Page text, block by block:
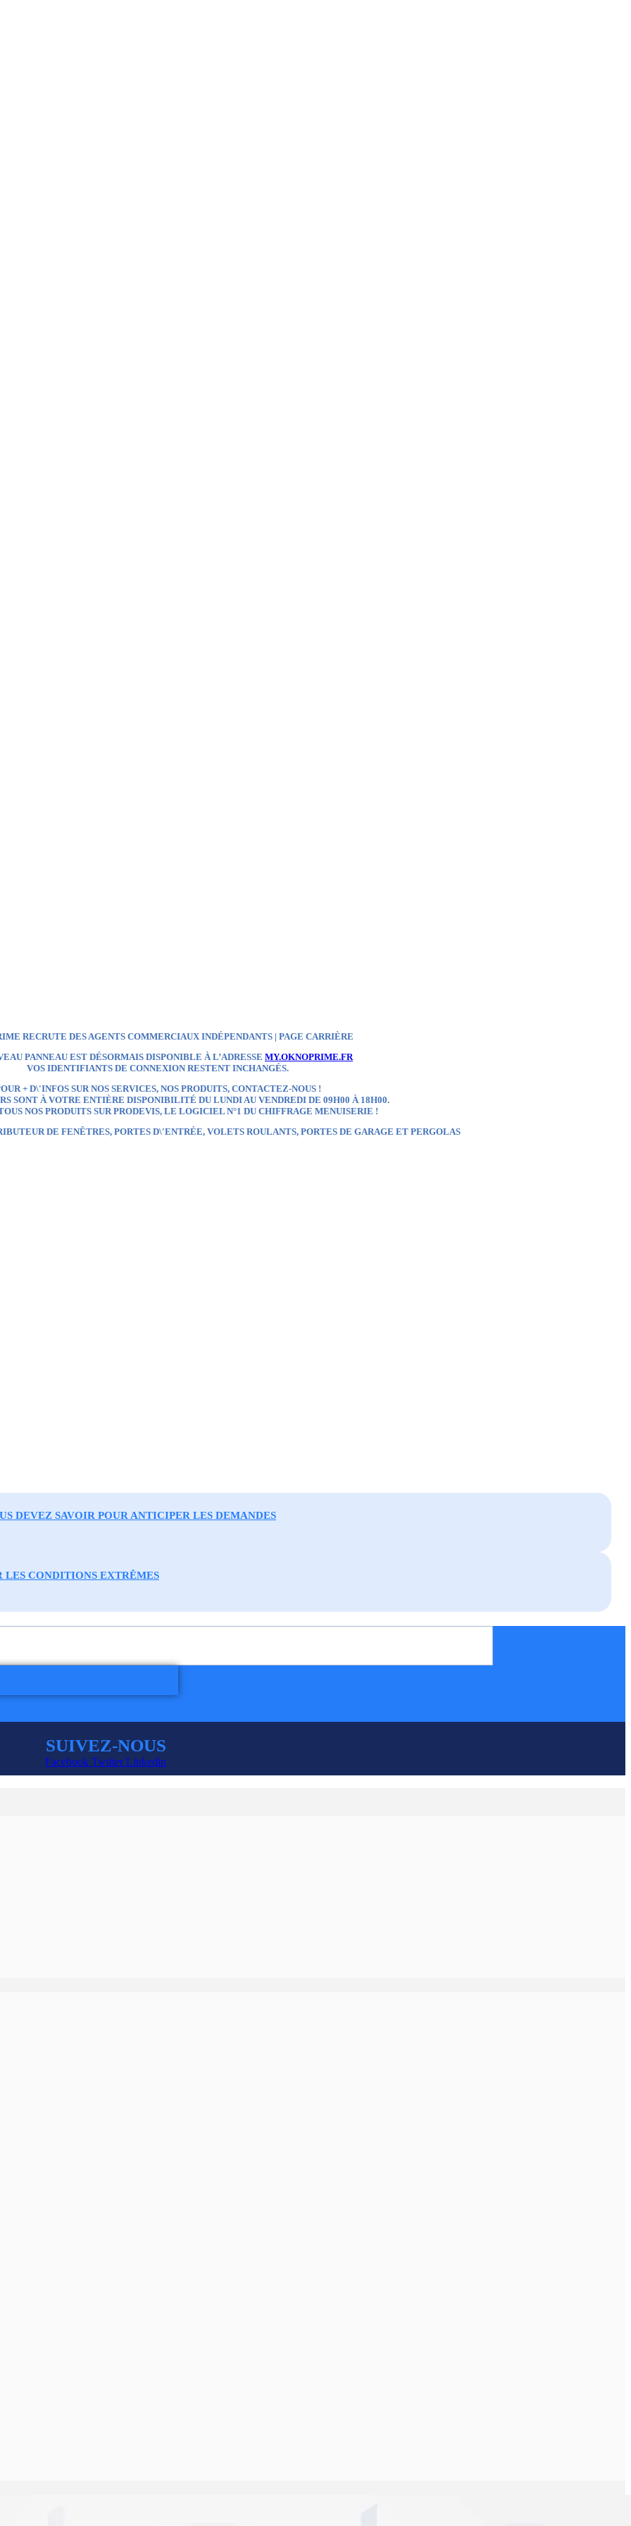
RECRUTE DES AGENTS COMMERCIAUX INDÉPENDANTS | PAGE CARRIÈRE
PANNEAU EST DÉSORMAIS DISPONIBLE À L’ADRESSE MY.OKNOPRIME.FR
VOS IDENTIFIANTS DE CONNEXION RESTENT INCHANGÉS.
+ D\'INFOS SUR NOS SERVICES, NOS PRODUITS, CONTACTEZ-NOUS !
SONT À VOTRE ENTIÈRE DISPONIBILITÉ DU LUNDI AU VENDREDI DE 09H00 À 18H00.
NOS PRODUITS SUR PRODEVIS, LE LOGICIEL N°1 DU CHIFFRAGE MENUISERIE !
DE FENÊTRES, PORTES D\'ENTRÉE, VOLETS ROULANTS, PORTES DE GARAGE ET PERGOLAS
DEVEZ SAVOIR POUR ANTICIPER LES DEMANDES
CONDITIONS EXTRÊMES
SUIVEZ-NOUS
Facebook Twitter Linkedin